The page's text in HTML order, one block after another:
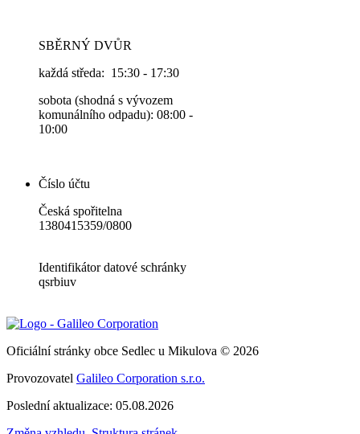
SBĚRNÝ DVŮR
každá středa: 15:30 - 17:30
sobota (shodná s vývozem
komunálního odpadu): 08:00 -
10:00
Číslo účtu
Česká spořitelna
1380415359/0800
Identifikátor datové schránky
qsrbiuv
Oficiální stránky obce Sedlec u Mikulova © 2026
Provozovatel Galileo Corporation s.r.o.
Poslední aktualizace: 05.08.2026